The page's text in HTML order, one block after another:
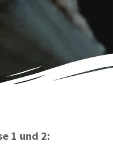
1 und 2: